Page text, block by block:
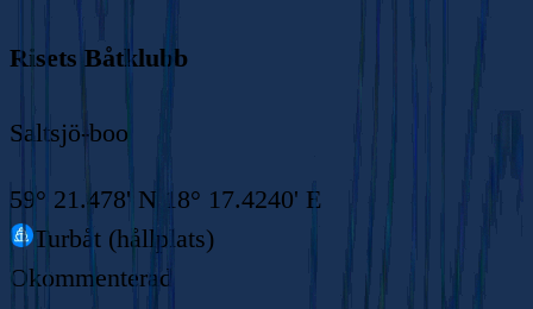
Risets Båtklubb
Saltsjö-boo
59° 21.478' N 18° 17.4240' E
Turbåt (hållplats)
Okommenterad